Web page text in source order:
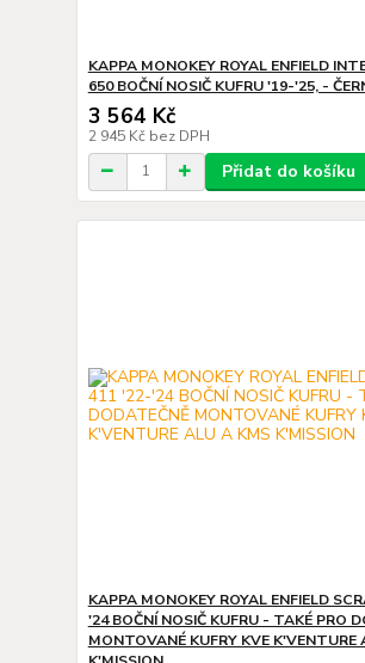
KAPPA MONOKEY ROYAL ENFIELD
650 BOČNÍ NOSIČ KUFRU '19-'25, -
3 564 Kč
2 945 Kč bez DPH
Přidat do košíku
KAPPA MONOKEY ROYAL ENFIELD
'24 BOČNÍ NOSIČ KUFRU - TAKÉ PRO
MONTOVANÉ KUFRY KVE K'VENTURE